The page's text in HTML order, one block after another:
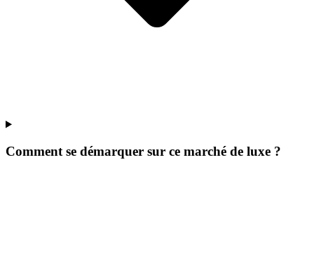
Comment se démarquer sur ce marché de luxe ?